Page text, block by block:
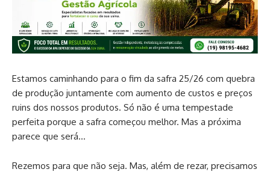
Estamos caminhando para o fim da safra 25/26 com quebra
de produção juntamente com aumento de custos e preços
ruins dos nossos produtos. Só não é uma tempestade
perfeita porque a safra começou melhor. Mas a próxima
parece que será…
Rezemos para que não seja. Mas, além de rezar, precisamos